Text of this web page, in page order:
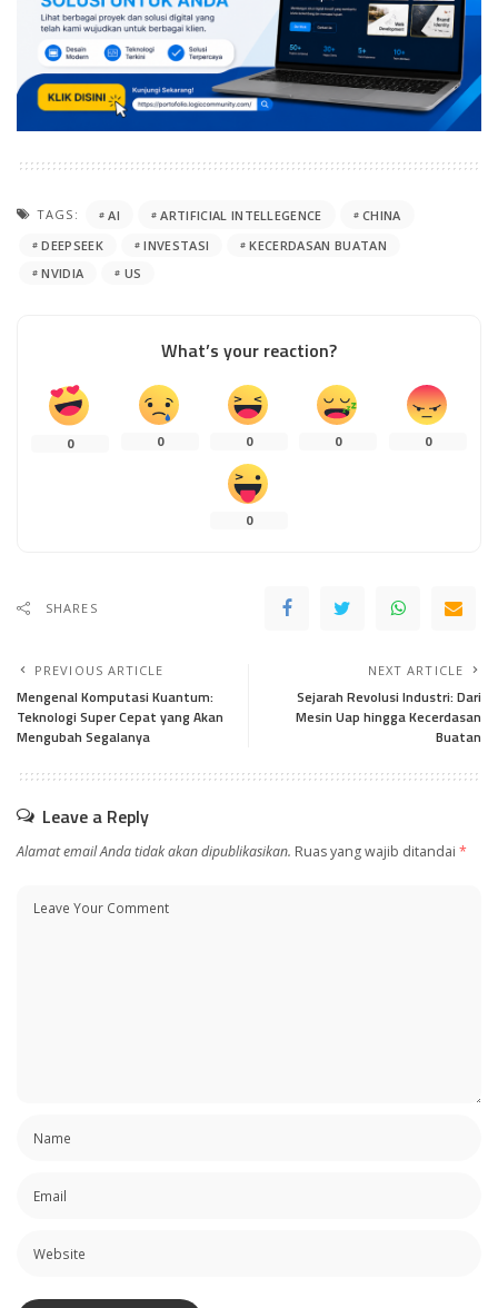
TAGS: AI ARTIFICIAL INTELLEGENCE
CHINA
DEEPSEEK
INVESTASI
KECERDASAN BUATAN
NVIDIA
US
What’s your reaction?
0 0 0 0 0
0
SHARES
PREVIOUS ARTICLE
Mengenal Komputasi Kuantum:
Teknologi Super Cepat yang Akan
Mengubah Segalanya
NEXT ARTICLE
Sejarah Revolusi Industri: Dari
Mesin Uap hingga Kecerdasan
Buatan
Leave a Reply
Alamat email Anda tidak akan dipublikasikan. Ruas yang wajib ditandai *